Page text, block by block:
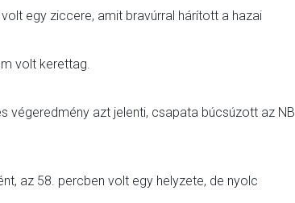
egy ziccere, amit bravúrral hárított a hazai
volt kerettag.
végeredmény azt jelenti, csapata búcsúzott az NB
az 58. percben volt egy helyzete, de nyolc